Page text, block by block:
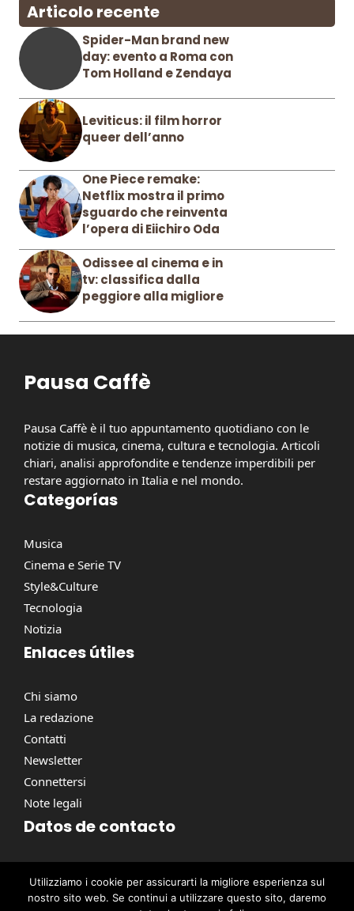
Articolo recente
Spider-Man brand new
day: evento a Roma con
Tom Holland e Zendaya
Leviticus: il film horror
queer dell’anno
One Piece remake:
Netflix mostra il primo
sguardo che reinventa
l’opera di Eiichiro Oda
Odissee al cinema e in
tv: classifica dalla
peggiore alla migliore
Pausa Caffè
Pausa Caffè è il tuo appuntamento quotidiano con le
notizie di musica, cinema, cultura e tecnologia. Articoli
chiari, analisi approfondite e tendenze imperdibili per
restare aggiornato in Italia e nel mondo.
Categorías
Musica
Cinema e Serie TV
Style&Culture
Tecnologia
Notizia
Enlaces útiles
Chi siamo
La redazione
Contatti
Newsletter
Connettersi
Note legali
Datos de contacto
contact@pausacaffe.net
+39 06 9453 2781
Utilizziamo i cookie per assicurarti la migliore esperienza sul
nostro sito web. Se continui a utilizzare questo sito, daremo